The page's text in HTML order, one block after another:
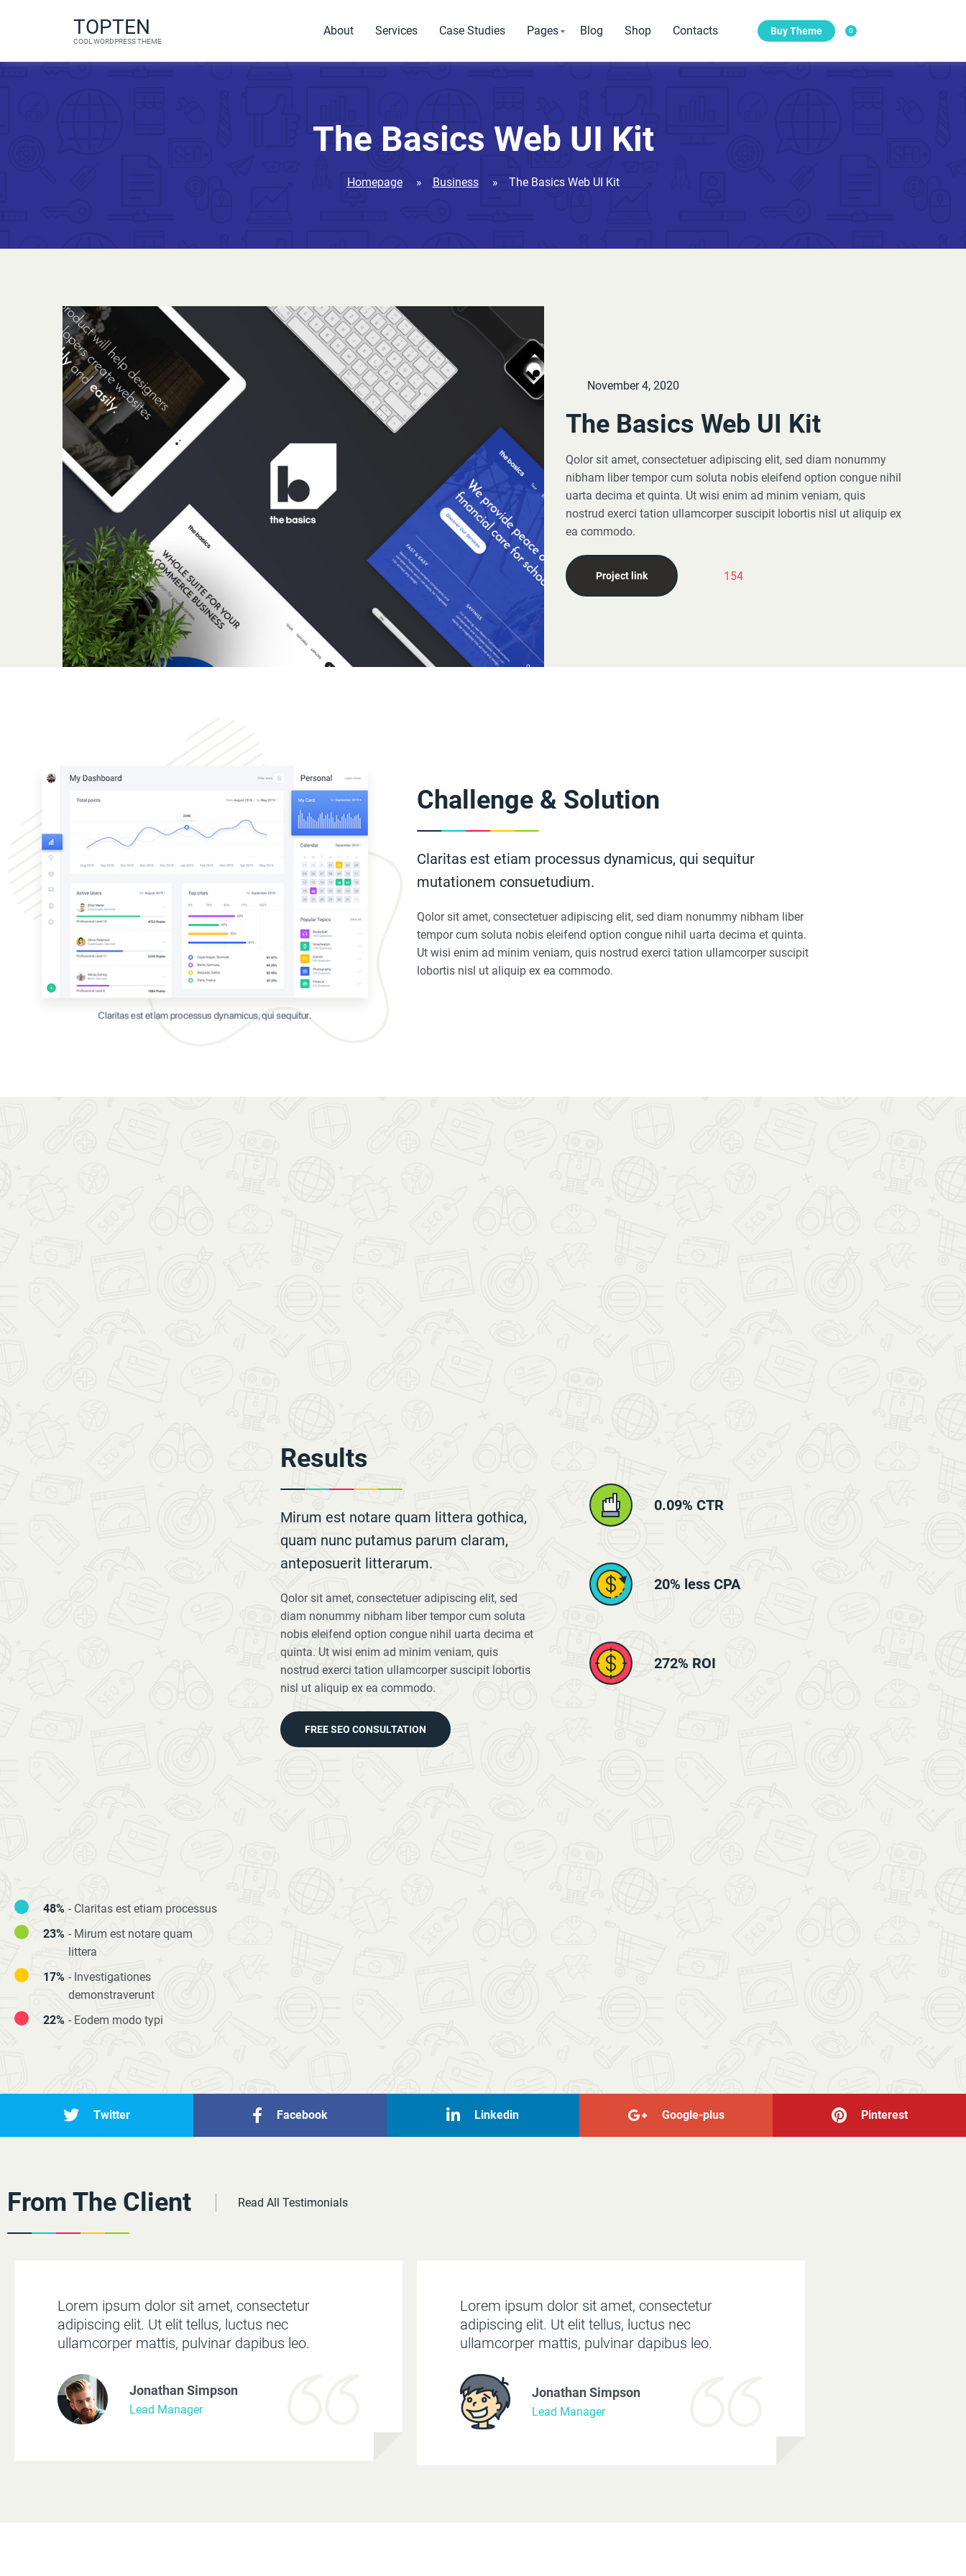
TOPTEN
COOL WORDPRESS THEME
About Services Case Studies Pages
SEO Analysis
Our Clients
Blog Shop Contacts Buy Theme 0
The Basics Web UI Kit
Homepage » Business » The Basics Web UI Kit
November 4, 2020
The Basics Web UI Kit
Qolor sit amet, consectetuer adipiscing elit, sed diam nonummy
nibham liber tempor cum soluta nobis eleifend option congue nihil
uarta decima et quinta. Ut wisi enim ad minim veniam, quis
nostrud exerci tation ullamcorper suscipit lobortis nisl ut aliquip ex
ea commodo.
Project link 154
Challenge & Solution
Claritas est etiam processus dynamicus, qui sequitur
mutationem consuetudium.
Qolor sit amet, consectetuer adipiscing elit, sed diam nonummy nibham liber
tempor cum soluta nobis eleifend option congue nihil uarta decima et quinta.
Ut wisi enim ad minim veniam, quis nostrud exerci tation ullamcorper suscipit
lobortis nisl ut aliquip ex ea commodo.
48% - Claritas est etiam processus
23% - Mirum est notare quam
littera
17% - Investigationes
demonstraverunt
22% - Eodem modo typi
Results
Mirum est notare quam littera gothica,
quam nunc putamus parum claram,
anteposuerit litterarum.
Qolor sit amet, consectetuer adipiscing elit, sed
diam nonummy nibham liber tempor cum soluta
nobis eleifend option congue nihil uarta decima et
quinta. Ut wisi enim ad minim veniam, quis
nostrud exerci tation ullamcorper suscipit lobortis
nisl ut aliquip ex ea commodo.
FREE SEO CONSULTATION
0.09% CTR
20% less CPA
272% ROI
Twitter Facebook Linkedin Google-plus Pinterest
From The Client Read All Testimonials
Lorem ipsum dolor sit amet, consectetur
adipiscing elit. Ut elit tellus, luctus nec
ullamcorper mattis, pulvinar dapibus leo.
Jonathan Simpson
Lead Manager
Lorem ipsum dolor sit amet, consectetur
adipiscing elit. Ut elit tellus, luctus nec
ullamcorper mattis, pulvinar dapibus leo.
Jonathan Simpson
Lead Manager